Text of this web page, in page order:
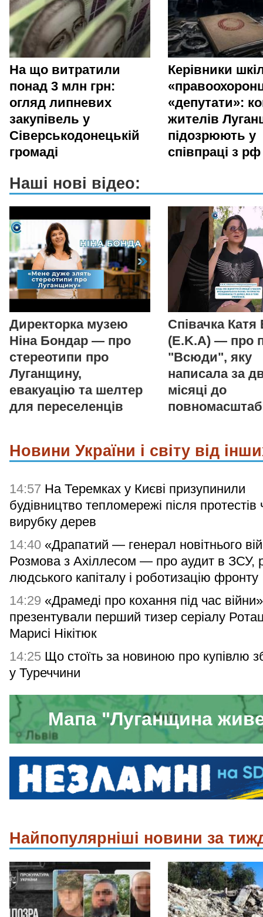
На що витратили
понад 3 млн грн:
огляд липневих
закупівель у
Сіверськодонецькій
громаді
Керівники
«депутати»:
жителів
підозрюють у
співпраці з рф
Наші нові відео:
Директорка музею
Ніна Бондар — про
стереотипи про
Луганщину,
евакуацію та шелтер
для переселенців
Співачка Катя
(E.K.A) — про
"Всюди", яку
написала за
місяці до
Новини України і світу від
14:57 На Теремках у Києві призупинили
будівництво тепломережі після протестів
вирубку дерев
14:40 «Драпатий — генерал новітнього
Розмова з Ахіллесом — про аудит в ЗСУ,
людського капіталу і роботизацію фронту
14:29 «Драмеді про кохання під час
презентували перший тизер серіалу
Марисі Нікітюк
14:25 Що стоїть за новиною про купівлю
у Туреччини
Мапа "Луганщина
Найпопулярніші новини за